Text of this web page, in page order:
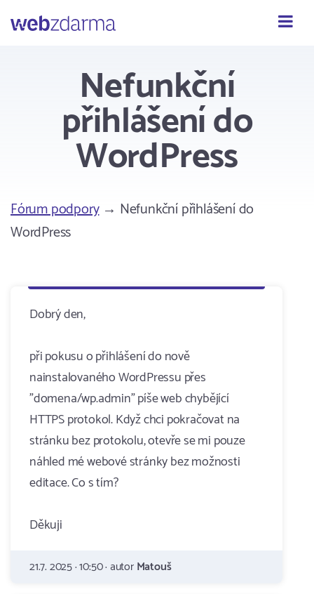
Webzdarma
Nefunkční
přihlášení do
WordPress
Fórum podpory→ Nefunkční přihlášení do
WordPress
Dobrý den,
při pokusu o přihlášení do nově
nainstalovaného WordPressu přes
"domena/wp.admin" píše web chybějící
HTTPS protokol. Když chci pokračovat na
stránku bez protokolu, otevře se mi pouze
náhled mé webové stránky bez možnosti
editace. Co s tím?
Děkuji
21.7. 2025 · 10:50 · autorMatouš